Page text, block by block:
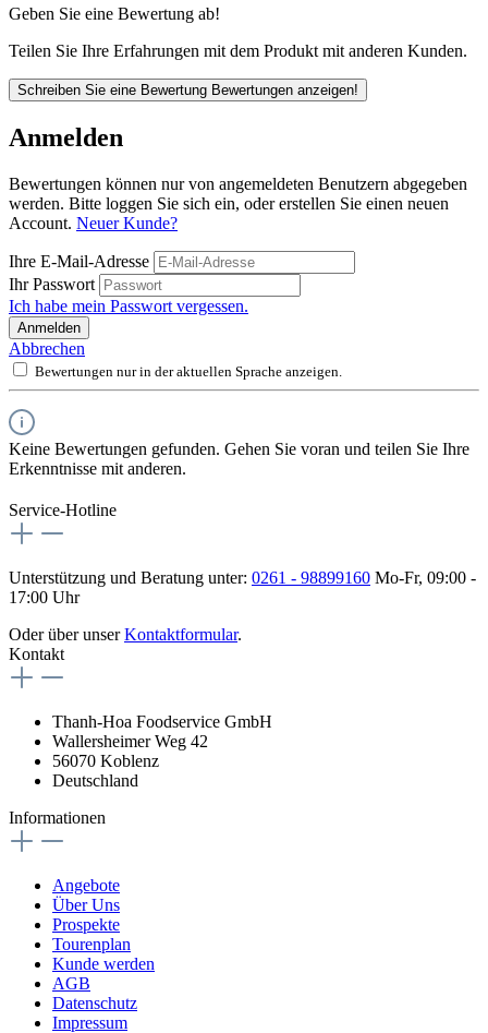
Geben Sie eine Bewertung ab!
Teilen Sie Ihre Erfahrungen mit dem Produkt mit anderen Kunden.
Schreiben Sie eine Bewertung Bewertungen anzeigen!
Anmelden
Bewertungen können nur von angemeldeten Benutzern abgegeben
werden. Bitte loggen Sie sich ein, oder erstellen Sie einen neuen
Account. Neuer Kunde?
Ihre E-Mail-Adresse
Ihr Passwort
Ich habe mein Passwort vergessen.
Anmelden
Abbrechen
Bewertungen nur in der aktuellen Sprache anzeigen.
Keine Bewertungen gefunden. Gehen Sie voran und teilen Sie Ihre
Erkenntnisse mit anderen.
Service-Hotline
Unterstützung und Beratung unter: 0261 - 98899160 Mo-Fr, 09:00 -
17:00 Uhr
Oder über unserKontaktformular.
Kontakt
Thanh-Hoa Foodservice GmbH
Wallersheimer Weg 42
56070 Koblenz
Deutschland
Informationen
Angebote
Über Uns
Prospekte
Tourenplan
Kunde werden
AGB
Datenschutz
Impressum